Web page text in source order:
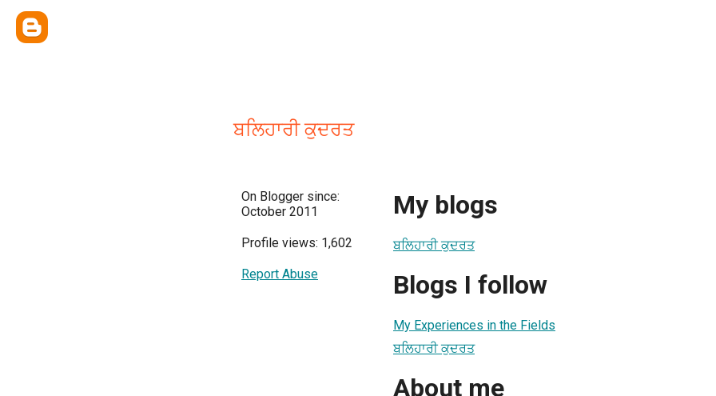
ਬਲਿਹਾਰੀ ਕੁਦਰਤ
On Blogger since:
October 2011
Profile views: 1,602
Report Abuse
My blogs
ਬਲਿਹਾਰੀ ਕੁਦਰਤ
Blogs I follow
My Experiences in the Fields
ਬਲਿਹਾਰੀ ਕੁਦਰਤ
About me